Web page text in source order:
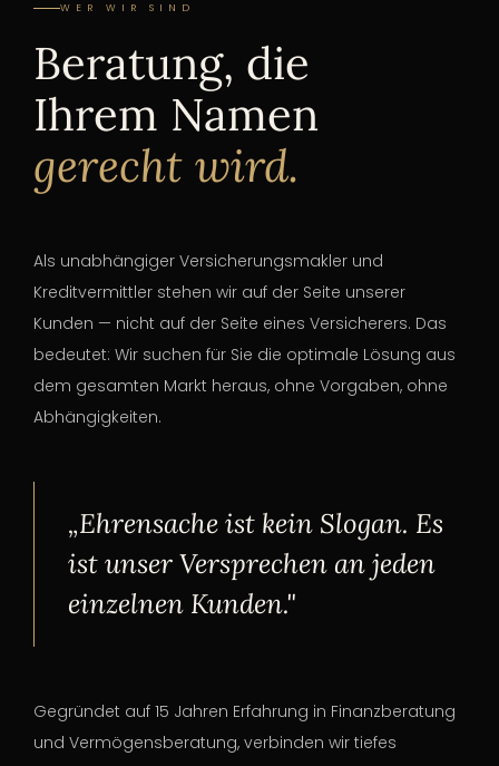
WER WIR SIND
Beratung, die
Ihrem Namen
gerecht wird.
Als unabhängiger Versicherungsmakler und
Kreditvermittler stehen wir auf der Seite unserer
Kunden — nicht auf der Seite eines Versicherers. Das
bedeutet: Wir suchen für Sie die optimale Lösung aus
dem gesamten Markt heraus, ohne Vorgaben, ohne
Abhängigkeiten.
„Ehrensache ist kein Slogan. Es
ist unser Versprechen an jeden
einzelnen Kunden."
Gegründet auf 15 Jahren Erfahrung in Finanzberatung
und Vermögensberatung, verbinden wir tiefes